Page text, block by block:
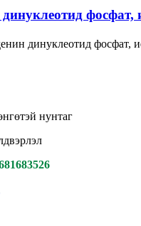
фосфат,
динуклеотид фосфат,
нунтаг